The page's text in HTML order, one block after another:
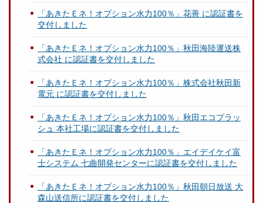
「あきたＥネ！オプション水力100％」花善 に認証書を
交付しました
「あきたＥネ！オプション水力100％」秋田海陸運送株
式会社 に認証書を交付しました
「あきたＥネ！オプション水力100％」株式会社秋田新
電元 に認証書を交付しました
「あきたＥネ！オプション水力100％」秋田エコプラッ
シュ 本社工場に認証書を交付しました
「あきたＥネ！オプション水力100％」エイデイケイ富
士システム 七曲開発センターに認証書を交付しました
「あきたＥネ！オプション水力100％」秋田朝日放送 大
森山送信所に認証書を交付しました